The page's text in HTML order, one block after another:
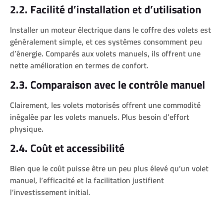
2.2. Facilité d’installation et d’utilisation
Installer un moteur électrique dans le coffre des volets est
généralement simple, et ces systèmes consomment peu
d’énergie. Comparés aux volets manuels, ils offrent une
nette amélioration en termes de confort.
2.3. Comparaison avec le contrôle manuel
Clairement, les volets motorisés offrent une commodité
inégalée par les volets manuels. Plus besoin d’effort
physique.
2.4. Coût et accessibilité
Bien que le coût puisse être un peu plus élevé qu’un volet
manuel, l’efficacité et la facilitation justifient
l’investissement initial.